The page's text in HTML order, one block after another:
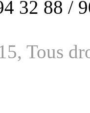
32 88 /
Tous